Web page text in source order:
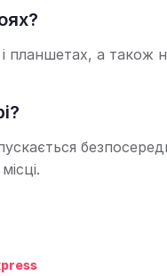
планшетах, а також